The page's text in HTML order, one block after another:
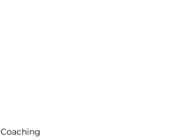
Coaching